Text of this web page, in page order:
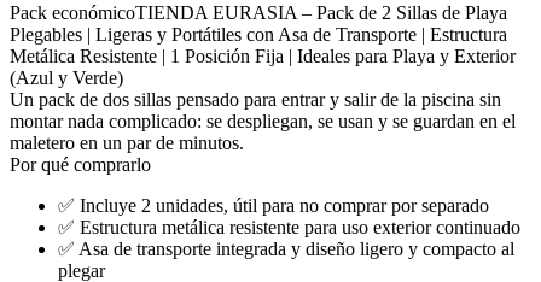
Pack económicoTIENDA EURASIA – Pack de 2 Sillas de Playa
Plegables | Ligeras y Portátiles con Asa de Transporte | Estructura
Metálica Resistente | 1 Posición Fija | Ideales para Playa y Exterior
(Azul y Verde)
Un pack de dos sillas pensado para entrar y salir de la piscina sin
montar nada complicado: se despliegan, se usan y se guardan en el
maletero en un par de minutos.
Por qué comprarlo
✅ Incluye 2 unidades, útil para no comprar por separado
✅ Estructura metálica resistente para uso exterior continuado
✅ Asa de transporte integrada y diseño ligero y compacto al
plegar